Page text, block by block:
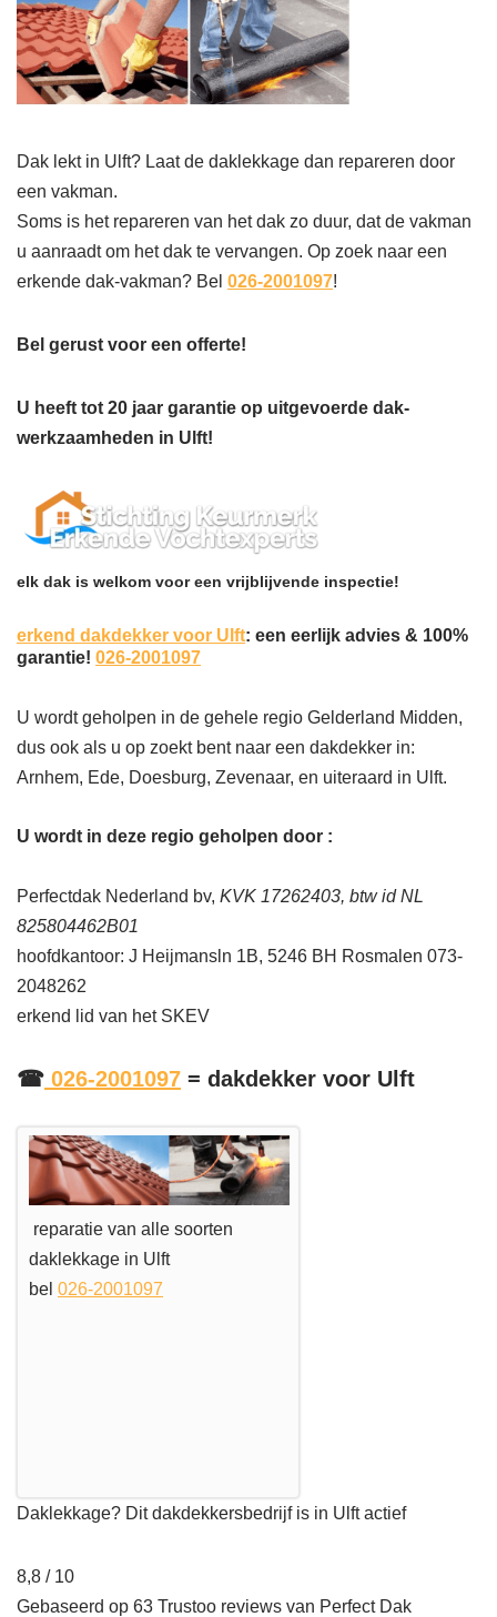
Dak lekt in Ulft? Laat de daklekkage dan repareren door
een vakman.
Soms is het repareren van het dak zo duur, dat de vakman
u aanraadt om het dak te vervangen. Op zoek naar een
erkende dak-vakman? Bel 026-2001097!
Bel gerust voor een offerte!
U heeft tot 20 jaar garantie op uitgevoerde dak-
werkzaamheden in Ulft!
elk dak is welkom voor een vrijblijvende inspectie!
erkend dakdekker voor Ulft: een eerlijk advies & 100%
garantie! 026-2001097
U wordt geholpen in de gehele regio Gelderland Midden,
dus ook als u op zoekt bent naar een dakdekker in:
Arnhem, Ede, Doesburg, Zevenaar, en uiteraard in Ulft.
U wordt in deze regio geholpen door :
Perfectdak Nederland bv, KVK 17262403, btw id NL
825804462B01
hoofdkantoor: J Heijmansln 1B, 5246 BH Rosmalen 073-
2048262
erkend lid van het SKEV
☎ 026-2001097 = dakdekker voor Ulft
reparatie van alle soorten
daklekkage in Ulft
bel 026-2001097
Daklekkage? Dit dakdekkersbedrijf is in Ulft actief
8,8 / 10
Gebaseerd op 63 Trustoo reviews van Perfect Dak